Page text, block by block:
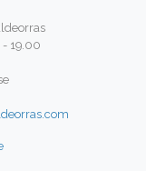
19.00